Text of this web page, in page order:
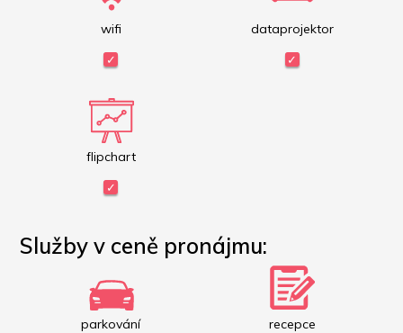
wifi dataprojektor
flipchart
Služby v ceně pronájmu:
parkování recepce